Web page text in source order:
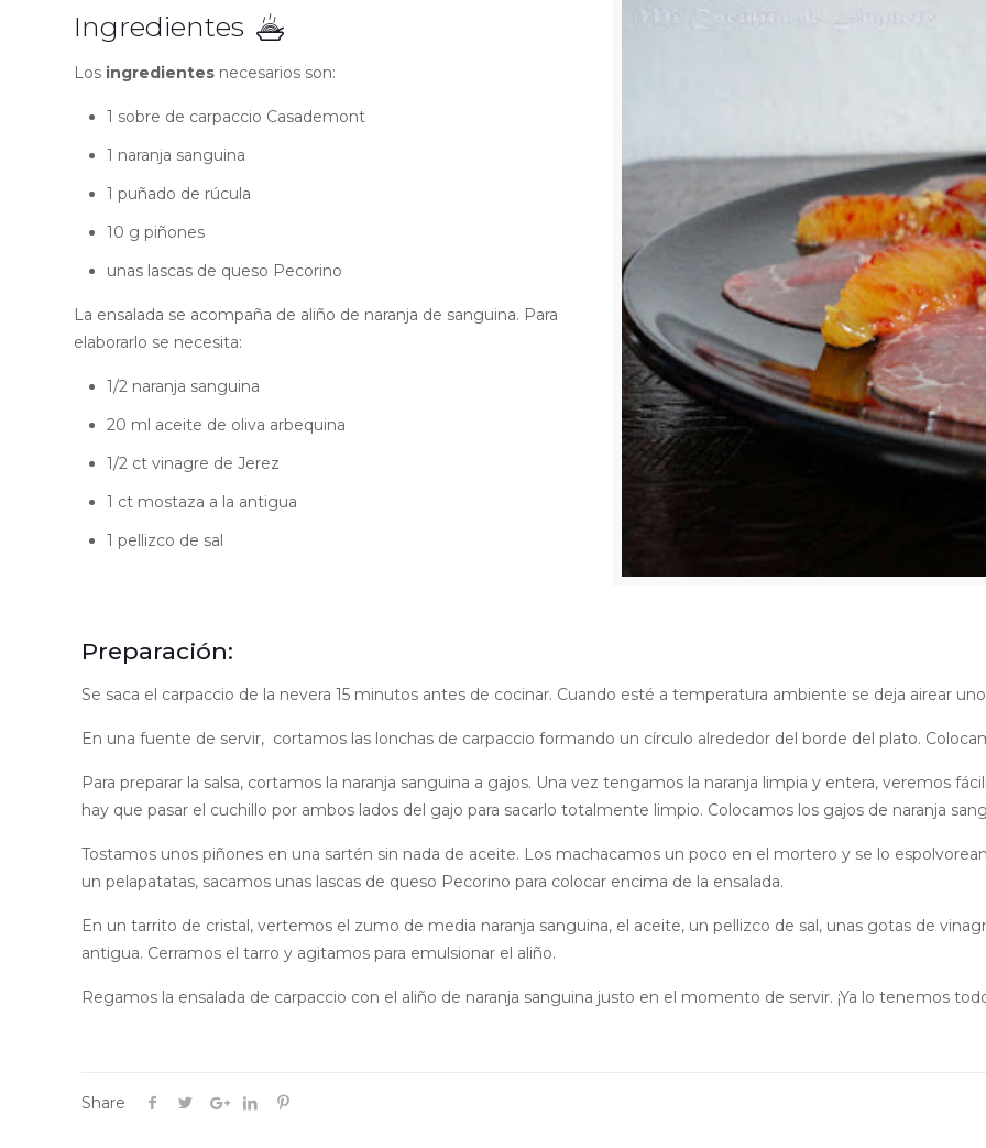
Ingredientes
Los ingredientesnecesarios son:
1 sobre de carpaccio Casademont
1 naranja sanguina
1 puñado de rúcula
10 g piñones
unas lascas de queso Pecorino
La ensalada se acompaña de aliño de naranja de sanguina. Para
elaborarlo se necesita:
1/2 naranja sanguina
20 ml aceite de oliva arbequina
1/2 ct vinagre de Jerez
1 ct mostaza a la antigua
1 pellizco de sal
Preparación:
Se saca el carpaccio de la nevera 15 minutos antes de cocinar. Cuando esté a temperatura ambiente se deja airear
En una fuente de servir, cortamos las lonchas de carpaccio formando un círculo alrededor del borde del plato.
Para preparar la salsa, cortamos la naranja sanguina a gajos. Una vez tengamos la naranja limpia y entera, veremos
hay que pasar el cuchillo por ambos lados del gajo para sacarlo totalmente limpio. Colocamos los gajos de naranja
Tostamos unos piñones en una sartén sin nada de aceite. Los machacamos un poco en el mortero y se lo
un pelapatatas, sacamos unas lascas de queso Pecorino para colocar encima de la ensalada.
En un tarrito de cristal, vertemos el zumo de media naranja sanguina, el aceite, un pellizco de sal, unas gotas de
antigua. Cerramos el tarro y agitamos para emulsionar el aliño.
Regamos la ensalada de carpaccio con el aliño de naranja sanguina justo en el momento de servir. ¡Ya lo tenemos
Share